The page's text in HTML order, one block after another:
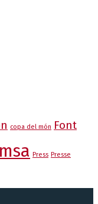
copa del món Font
Press Presse